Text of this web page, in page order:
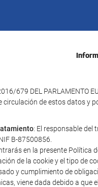
679 DEL PARLAMENTO
de estos datos y
: El responsable del
B-87500856.
en la presente Política
de la cookie y el tipo de
y cumplimiento de
viene dada debido a